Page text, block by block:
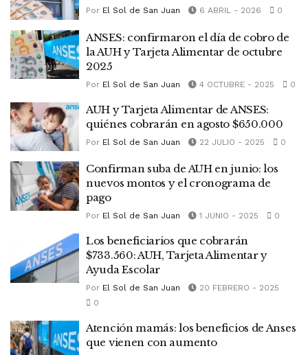
Por El Sol de San Juan 6 ABRIL - 2026 0
ANSES: confirmaron el día de cobro de
la AUH y Tarjeta Alimentar de octubre
2025
Por El Sol de San Juan 4 OCTUBRE - 2025 0
AUH y Tarjeta Alimentar de ANSES:
quiénes cobrarán en agosto $650.000
Por El Sol de San Juan 22 JULIO - 2025 0
Confirman suba de AUH en junio: los
nuevos montos y el cronograma de
pago
Por El Sol de San Juan 1 JUNIO - 2025 0
Los beneficiarios que cobrarán
$733.560: AUH, Tarjeta Alimentar y
Ayuda Escolar
Por El Sol de San Juan
20 FEBRERO - 2025
0
Atención mamás: los beneficios de Anses
que vienen con aumento